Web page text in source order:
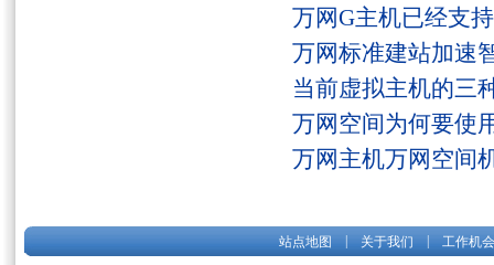
万网G主机已经支
万网标准建站加速
当前虚拟主机的三
万网空间为何要使
万网主机万网空间
站点地图 关于我们 工作机会